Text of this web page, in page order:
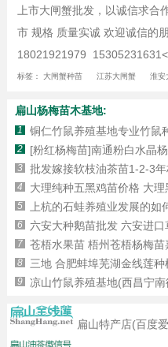
上市大闸蟹批发，以诚信求合
市 规格 质量实诚 欢迎诚信的
18021921979
标签： 大闸蟹种苗 江苏大闸蟹 淮安
扁山杨梅苗木基地:
1 铜仁竹鼠养殖基地专业竹鼠
2 [粉红杨梅苗]南通粉白水晶
3 批发嫁接软枝油茶苗1-2-3
4 大理纯种五黑鸡苗价格 大
5 上杭的石蛙养殖业发展的如
6 六安大种鹅苗批发 六安进
7 苍梧水果苗 梧州苍梧杨梅
8 三地 合肥蚌埠芜湖金线莲
9 凉山竹鼠养殖基地(西昌宁
扁山特产店(百度